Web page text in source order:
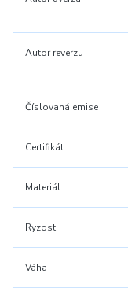
Autor reverzu
Číslovaná emise
Certifikát
Materiál
Ryzost
Váha